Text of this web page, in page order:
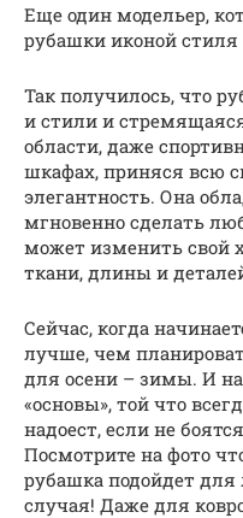
Еще один модельер,
рубашки иконой стиля
Так получилось, что
и стили и
области, даже
шкафах, приняся всю
элегантность. Она
мгновенно сделать
может изменить свой
ткани, длины и
Сейчас, когда
лучше, чем
для осени – зимы. И
«основы», той что
надоест, если не
Посмотрите на фото
рубашка подойдет
случая! Даже для